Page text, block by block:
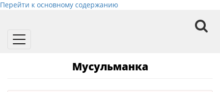
Перейти к основному содержанию
Toggle
Мусульманка